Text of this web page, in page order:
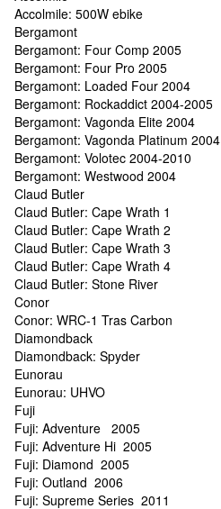
Accolmile: 500W ebike
Bergamont
Bergamont: Four Comp 2005
Bergamont: Four Pro 2005
Bergamont: Loaded Four 2004
Bergamont: Rockaddict 2004-2005
Bergamont: Vagonda Elite 2004
Bergamont: Vagonda Platinum 2004
Bergamont: Volotec 2004-2010
Bergamont: Westwood 2004
Claud Butler
Claud Butler: Cape Wrath 1
Claud Butler: Cape Wrath 2
Claud Butler: Cape Wrath 3
Claud Butler: Cape Wrath 4
Claud Butler: Stone River
Conor
Conor: WRC-1 Tras Carbon
Diamondback
Diamondback: Spyder
Eunorau
Eunorau: UHVO
Fuji
Fuji: Adventure 2005
Fuji: Adventure Hi 2005
Fuji: Diamond 2005
Fuji: Outland 2006
Fuji: Supreme Series 2011